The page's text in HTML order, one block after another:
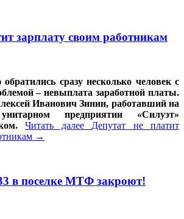
зарплату своим работникам
сразу несколько человек с
– невыплата заработной платы.
Иванович Зинин, работавший на
предприятии «Силуэт»
Читать далее Депутат не платит
→
в поселке МТФ закроют!